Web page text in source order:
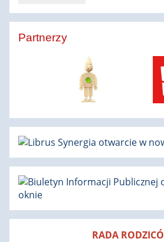
Szkolnej:
Partnerzy
RADA